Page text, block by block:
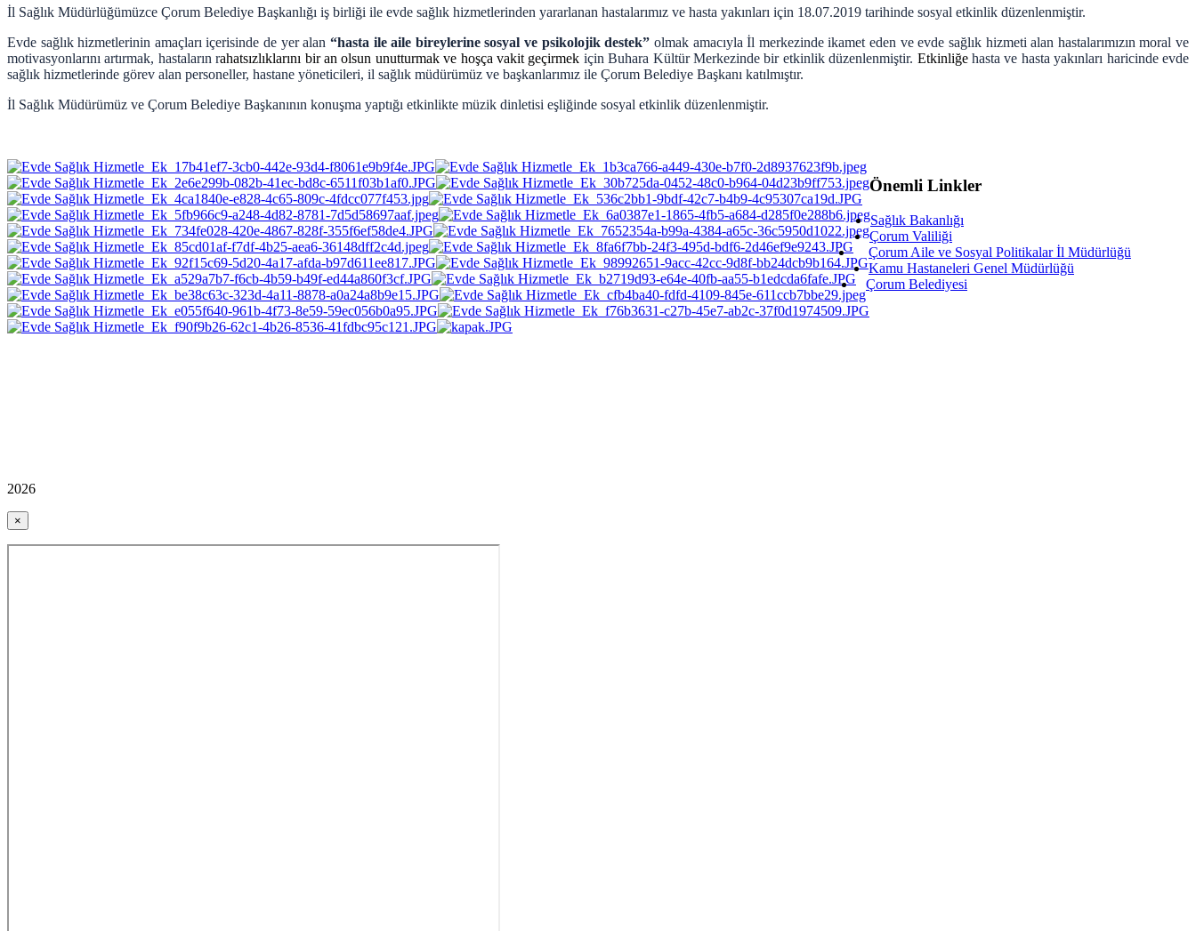
İl Sağlık Müdürlüğümüzce Çorum Belediye Başkanlığı iş birliği ile evde sağlık hizmetlerinden yararlanan hastalarımız ve hasta yakınları için 18.07.2019 tarihinde sosyal etkinlik düzenlenmiştir.
Evde sağlık hizmetlerinin amaçları içerisinde de yer alan “hasta ile aile bireylerine sosyal ve psikolojik destek” olmak amacıyla İl merkezinde ikamet eden ve evde sağlık hizmeti alan hastalarımızın moral ve
motivasyonlarını artırmak, hastaların rahatsızlıklarını bir an olsun unutturmak ve hoşça vakit geçirmek için Buhara Kültür Merkezinde bir etkinlik düzenlenmiştir. Etkinliğehasta ve hasta yakınları haricinde evde
sağlık hizmetlerinde görev alan personeller, hastane yöneticileri, il sağlık müdürümüz ve başkanlarımız ile Çorum Belediye Başkanı katılmıştır.
İl Sağlık Müdürümüz ve Çorum Belediye Başkanının konuşma yaptığı etkinlikte müzik dinletisi eşliğinde sosyal etkinlik düzenlenmiştir.
Önemli Linkler
Sağlık Bakanlığı
Çorum Valiliği
Çorum Aile ve Sosyal Politikalar İl Müdürlüğü
Kamu Hastaneleri Genel Müdürlüğü
Çorum Belediyesi
2026
×